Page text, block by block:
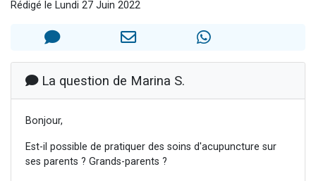
3 personnes viennent de faire un don pour 5 jours de vacances aux Orphelins
3 personnes viennent de nous rejoindre sur WhatsApp
Rédigé le Lundi 27 Juin 2022
La question de Marina S.
Bonjour,
Est-il possible de pratiquer des soins d'acupuncture sur
ses parents ? Grands-parents ?